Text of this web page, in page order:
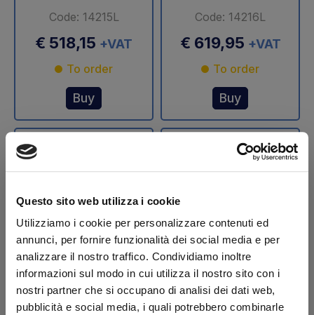
Questo sito web utilizza i cookie
Utilizziamo i cookie per personalizzare contenuti ed
annunci, per fornire funzionalità dei social media e per
analizzare il nostro traffico. Condividiamo inoltre
informazioni sul modo in cui utilizza il nostro sito con i
nostri partner che si occupano di analisi dei dati web,
pubblicità e social media, i quali potrebbero combinarle
Code: 14215L
€ 518,15 +VAT
To order
Buy
Code: 14216L
€ 619,95 +VAT
To order
Buy
Stelo cilindro
sollevamento Ø 70
mm DLB 47 Dautel
Stelo cilindro
sollevamento Ø 75
mm DLB 47 Dautel